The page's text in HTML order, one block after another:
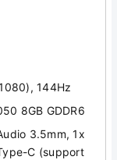
144Hz
8GB GDDR6
3.5mm, 1x
C (support